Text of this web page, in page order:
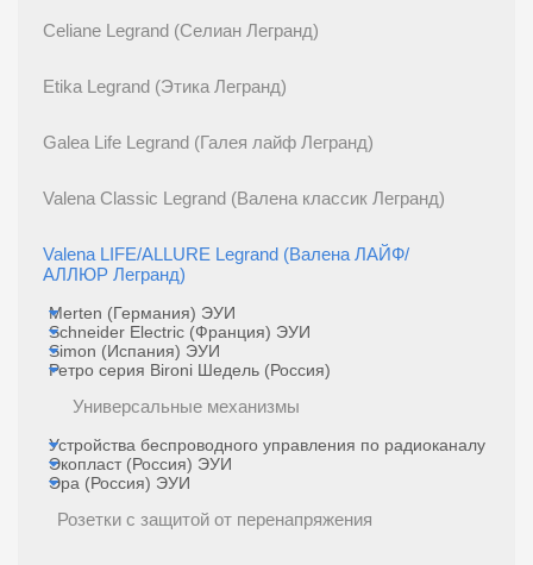
Celiane Legrand (Селиан Легранд)
Etika Legrand (Этика Легранд)
Galea Life Legrand (Галея лайф Легранд)
Valena Classic Legrand (Валена классик Легранд)
Valena LIFE/ALLURE Legrand (Валена ЛАЙФ/
АЛЛЮР Легранд)
Merten (Германия) ЭУИ
Schneider Electric (Франция) ЭУИ
Simon (Испания) ЭУИ
Ретро серия Bironi Шедель (Россия)
Универсальные механизмы
Устройства беспроводного управления по радиоканалу
Экопласт (Россия) ЭУИ
Эра (Россия) ЭУИ
Розетки с защитой от перенапряжения